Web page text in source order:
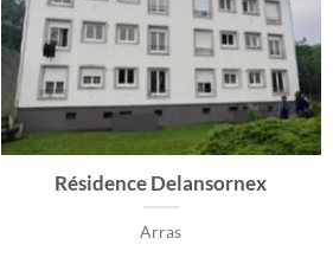
Résidence Delansornex
Arras